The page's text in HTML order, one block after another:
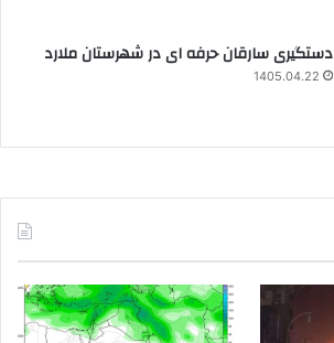
دستگیری سارقان حرفه ای در شهرستان ملارد
1405.04.22